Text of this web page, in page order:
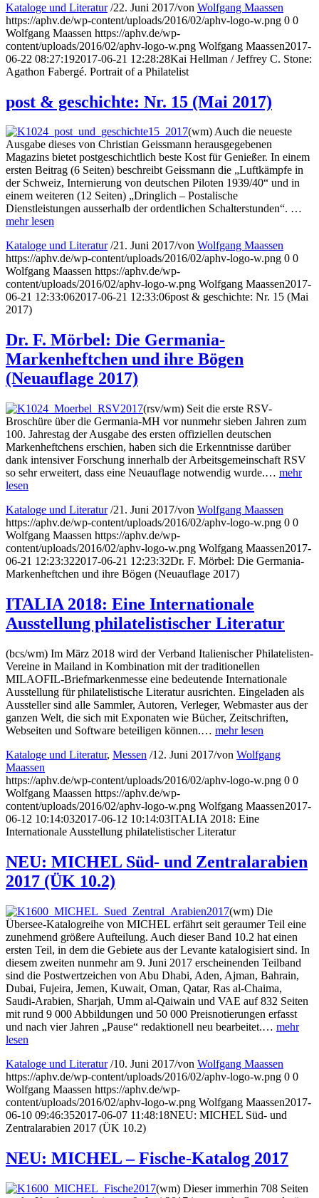
Kataloge und Literatur /22. Juni 2017/von Wolfgang Maassen
https://aphv.de/wp-content/uploads/2016/02/aphv-logo-w.png 0 0
Wolfgang Maassen https://aphv.de/wp-
content/uploads/2016/02/aphv-logo-w.png Wolfgang Maassen2017-
06-22 08:27:192017-06-21 12:28:28Kai Hellman / Jeffrey C. Stone:
Agathon Fabergé. Portrait of a Philatelist
post & geschichte: Nr. 15 (Mai 2017)
(wm) Auch die neueste
Ausgabe dieses von Christian Geissmann herausgegebenen
Magazins bietet postgeschichtlich beste Kost für Genießer. In einem
ersten Beitrag (6 Seiten) beschreibt Geissmann die „Luftkämpfe in
der Schweiz, Internierung von deutschen Piloten 1939/40“ und in
einem weiteren (12 Seiten) „Dringlich – Postalische
Dienstleistungen ausserhalb der ordentlichen Schalterstunden“. …
mehr lesen
Kataloge und Literatur /21. Juni 2017/von Wolfgang Maassen
https://aphv.de/wp-content/uploads/2016/02/aphv-logo-w.png 0 0
Wolfgang Maassen https://aphv.de/wp-
content/uploads/2016/02/aphv-logo-w.png Wolfgang Maassen2017-
06-21 12:33:062017-06-21 12:33:06post & geschichte: Nr. 15 (Mai
2017)
Dr. F. Mörbel: Die Germania-
Markenheftchen und ihre Bögen
(Neuauflage 2017)
(rsv/wm) Seit die erste RSV-
Broschüre über die Germania-MH vor nunmehr sieben Jahren zum
100. Jahrestag der Ausgabe des ersten offiziellen deutschen
Markenheftchens erschien, haben sich die Erkenntnisse darüber
dank intensiver Forschung innerhalb der Arbeitsgemeinschaft RSV
so sehr erweitert, dass eine Neuauflage notwendig wurde.… mehr
lesen
Kataloge und Literatur /21. Juni 2017/von Wolfgang Maassen
https://aphv.de/wp-content/uploads/2016/02/aphv-logo-w.png 0 0
Wolfgang Maassen https://aphv.de/wp-
content/uploads/2016/02/aphv-logo-w.png Wolfgang Maassen2017-
06-21 12:23:322017-06-21 12:23:32Dr. F. Mörbel: Die Germania-
Markenheftchen und ihre Bögen (Neuauflage 2017)
ITALIA 2018: Eine Internationale
Ausstellung philatelistischer Literatur
(bcs/wm) Im März 2018 wird der Verband Italienischer Philatelisten-
Vereine in Mailand in Kombination mit der traditionellen
MILAOFIL-Briefmarkenmesse eine bedeutende Internationale
Ausstellung für philatelistische Literatur ausrichten. Eingeladen als
Aussteller sind alle Sammler, Autoren, Verleger, Webmaster aus der
ganzen Welt, die sich mit Exponaten wie Bücher, Zeitschriften,
Webseiten und Software beteiligen können.… mehr lesen
Kataloge und Literatur, Messen /12. Juni 2017/von Wolfgang
Maassen
https://aphv.de/wp-content/uploads/2016/02/aphv-logo-w.png 0 0
Wolfgang Maassen https://aphv.de/wp-
content/uploads/2016/02/aphv-logo-w.png Wolfgang Maassen2017-
06-12 10:14:032017-06-12 10:14:03ITALIA 2018: Eine
Internationale Ausstellung philatelistischer Literatur
NEU: MICHEL Süd- und Zentralarabien
2017 (ÜK 10.2)
(wm) Die
Übersee-Katalogreihe von MICHEL erfährt seit geraumer Teil eine
zunehmend größere Aufteilung. Auch dieser Band 10.2 hat einen
ersten Teil, in dem die Gebiete aus der Levante katalogisiert sind. In
diesem zweiten nunmehr am 9. Juni 2017 erscheinenden Teilband
sind die Postwertzeichen von Abu Dhabi, Aden, Ajman, Bahrain,
Dubai, Fujeira, Jemen, Kuwait, Oman, Qatar, Ras al-Chaima,
Saudi-Arabien, Sharjah, Umm al-Qaiwain und VAE auf 832 Seiten
mit rund 9 000 Abbildungen und 50 000 Preisnotierungen erfasst
und nach vier Jahren „Pause“ redaktionell neu bearbeitet.… mehr
lesen
Kataloge und Literatur /10. Juni 2017/von Wolfgang Maassen
https://aphv.de/wp-content/uploads/2016/02/aphv-logo-w.png 0 0
Wolfgang Maassen https://aphv.de/wp-
content/uploads/2016/02/aphv-logo-w.png Wolfgang Maassen2017-
06-10 09:46:352017-06-07 11:48:18NEU: MICHEL Süd- und
Zentralarabien 2017 (ÜK 10.2)
NEU: MICHEL – Fische-Katalog 2017
(wm) Dieser immerhin 708 Seiten